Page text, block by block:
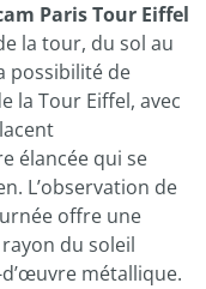
Paris Tour Eiffel
la tour, du sol au
possibilité de
la Tour Eiffel, avec
élancée qui se
L’observation de
offre une
du soleil
métallique.